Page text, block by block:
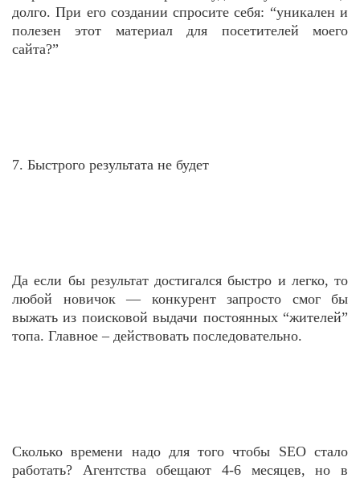
долго. При его создании спросите себя: “уникален и
полезен этот материал для посетителей моего
сайта?”
7. Быстрого результата не будет
Да если бы результат достигался быстро и легко, то
любой новичок — конкурент запросто смог бы
выжать из поисковой выдачи постоянных “жителей”
топа. Главное – действовать последовательно.
Сколько времени надо для того чтобы SEO стало
работать? Агентства обещают 4-6 месяцев, но в